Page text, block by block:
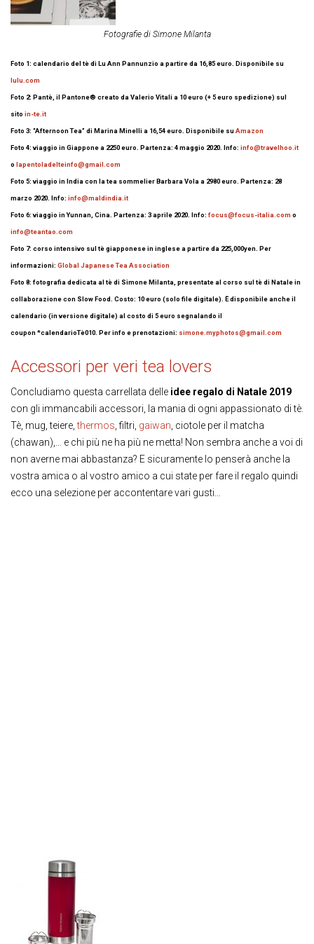
Fotografie di Simone Milanta
Foto 1: calendario del tè di Lu Ann Pannunzio a partire da 16,85 euro. Disponibile su
lulu.com
Foto 2: Pantè, il Pantone® creato da Valerio Vitali a 10 euro (+ 5 euro spedizione) sul
sito in-te.it
Foto 3: “Afternoon Tea” di Marina Minelli a 16,54 euro. Disponibile su Amazon
Foto 4: viaggio in Giappone a 2250 euro. Partenza: 4 maggio 2020. Info: info@travelhoo.it
o lapentoladelteinfo@gmail.com
Foto 5: viaggio in India con la tea sommelier Barbara Vola a 2980 euro. Partenza: 28
marzo 2020. Info: info@maldindia.it
Foto 6: viaggio in Yunnan, Cina. Partenza: 3 aprile 2020. Info: focus@focus-italia.com o
info@teantao.com
Foto 7: corso intensivo sul tè giapponese in inglese a partire da 225,000yen. Per
informazioni: Global Japanese Tea Association
Foto 8: fotografia dedicata al tè di Simone Milanta, presentate al corso sul tè di Natale in
collaborazione con Slow Food. Costo: 10 euro (solo file digitale). È disponibile anche il
calendario (in versione digitale) al costo di 5 euro segnalando il
coupon *calendarioTè010. Per info e prenotazioni: simone.myphotos@gmail.com
Accessori per veri tea lovers
Concludiamo questa carrellata delle idee regalo di Natale 2019
con gli immancabili accessori, la mania di ogni appassionato di tè.
Tè, mug, teiere,thermos, filtri, gaiwan, ciotole per il matcha
(chawan),… e chi più ne ha più ne metta! Non sembra anche a voi di
non averne mai abbastanza? E sicuramente lo penserà anche la
vostra amica o al vostro amico a cui state per fare il regalo quindi
ecco una selezione per accontentare vari gusti…